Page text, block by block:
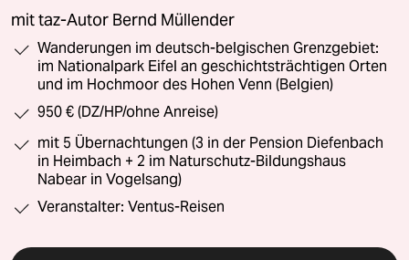
mit taz-Autor Bernd Müllender
Wanderungen im deutsch-belgischen Grenzgebiet:
im Nationalpark Eifel an geschichtsträchtigen Orten
und im Hochmoor des Hohen Venn (Belgien)
950 € (DZ/HP/ohne Anreise)
mit 5 Übernachtungen (3 in der Pension Diefenbach
in Heimbach + 2 im Naturschutz-Bildungshaus
Nabear in Vogelsang)
Veranstalter: Ventus-Reisen